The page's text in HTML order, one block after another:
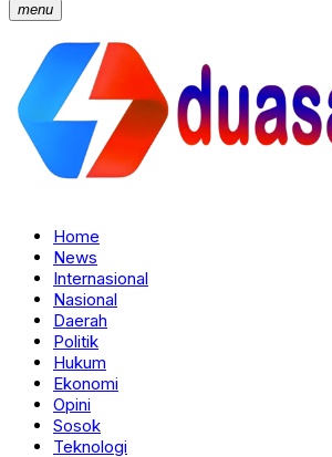
menu
Home
News
Internasional
Nasional
Daerah
Politik
Hukum
Ekonomi
Opini
Sosok
Teknologi